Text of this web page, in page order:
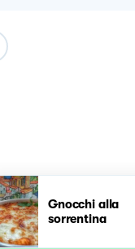
Gnocchi alla
sorrentina